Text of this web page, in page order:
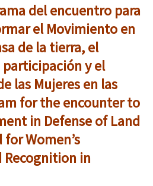
del encuentro para
el Movimiento en
de la tierra, el
y el
las Mujeres en las
for the encounter to
in Defense of Land
Women’s
in